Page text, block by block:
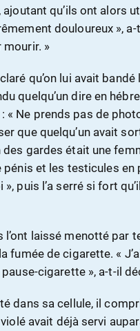
ajoutant qu’ils ont alors
douloureux »,
mourir. »
qu’on lui avait bandé
quelqu’un dire en
« Ne prends pas de
que quelqu’un avait
des gardes était une
pénis et les testicules en
», puis l’a serré si fort
l’ont laissé menotté par
fumée de cigarette. «
pause-cigarette », a-t-il
dans sa cellule, il
avait déjà servi